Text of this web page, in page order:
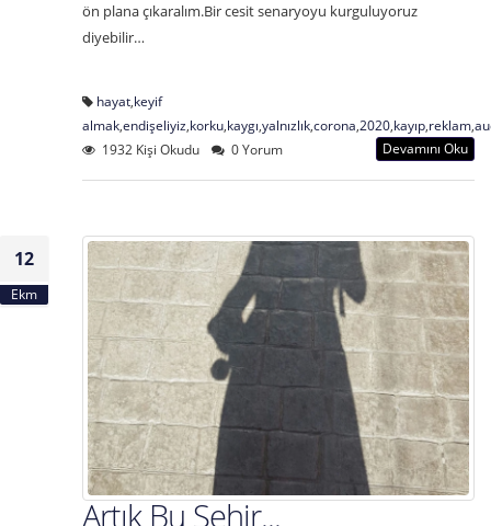
ön plana çıkaralım.Bir cesit senaryoyu kurguluyoruz
diyebilir…
hayat keyif
almakendişeliyiz korku kaygı yalnızlıkcorona 2020 kayıp reklam
1932 Kişi Okudu
0 Yorum Devamını Oku
12
Ekm
Artık Bu Şehir...